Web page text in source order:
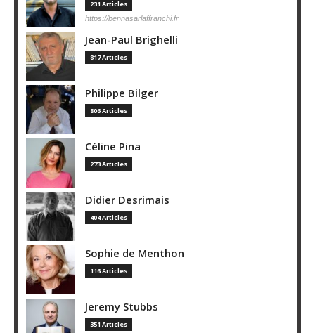
231 Articles
https://bennasarlaffranchi.fr
Jean-Paul Brighelli
817 Articles
Philippe Bilger
806 Articles
Céline Pina
273 Articles
Didier Desrimais
404 Articles
Sophie de Menthon
116 Articles
Jeremy Stubbs
351 Articles